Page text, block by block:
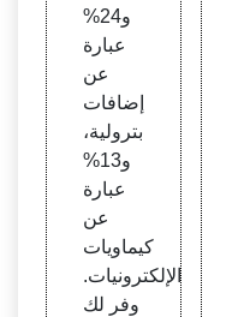
و24%
عبارة
عن
إضافات
بترولية،
و13%
عبارة
عن
كيماويات
الإلكترونيات.
وفر لك